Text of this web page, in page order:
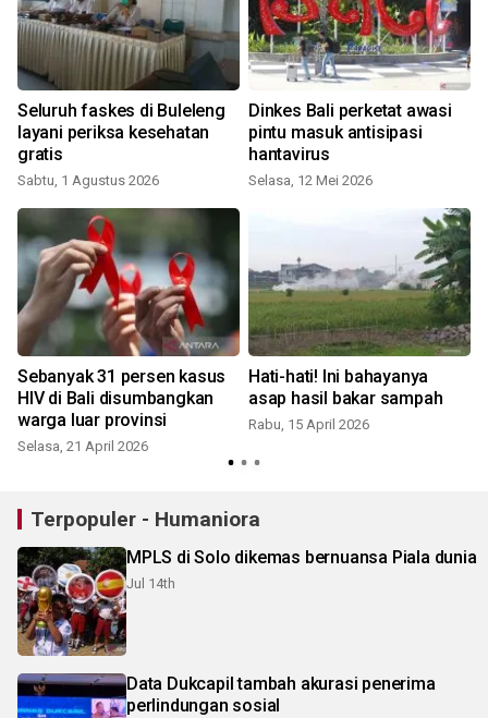
Seluruh faskes di Buleleng
layani periksa kesehatan
gratis
Sabtu, 1 Agustus 2026
Dinkes Bali perketat awasi
pintu masuk antisipasi
hantavirus
Selasa, 12 Mei 2026
Sebanyak 31 persen kasus
HIV di Bali disumbangkan
warga luar provinsi
Selasa, 21 April 2026
Hati-hati! Ini bahayanya
asap hasil bakar sampah
Rabu, 15 April 2026
Terpopuler - Humaniora
MPLS di Solo dikemas bernuansa Piala dunia
Jul 14th
Data Dukcapil tambah akurasi penerima
perlindungan sosial